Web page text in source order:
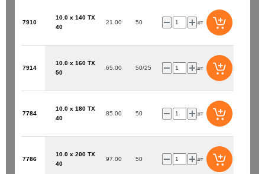
7910
10.0 x 140 TX
40
21.00 50 шт
7914
10.0 x 160 TX
50
65.00 50/25 шт
7784
10.0 x 180 TX
40
85.00 50 шт
7786
10.0 x 200 TX
40
97.00 50 шт